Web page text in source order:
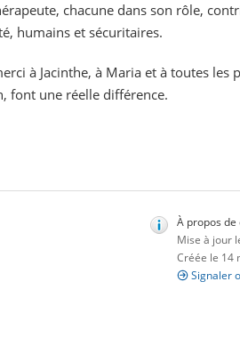
chacune dans son rôle,
humains et sécuritaires.
à Jacinthe, à Maria et à toutes les
font une réelle différence.
À propos de
Mise à jour
Créée le 14
Signaler